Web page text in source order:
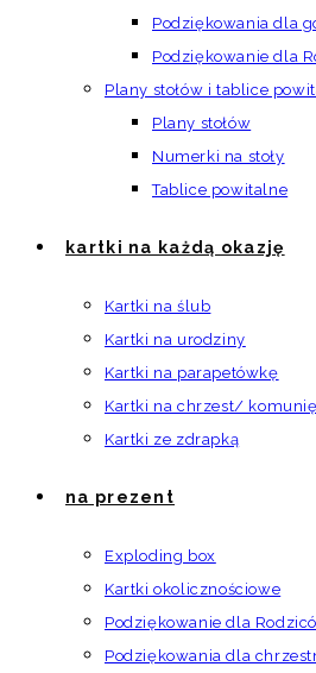
Podziękowania dla
Podziękowanie dla
Plany stołów i tablice
Plany stołów
Numerki na stoły
Tablice powitalne
kartki na każdą okazję
Kartki na ślub
Kartki na urodziny
Kartki na parapetówkę
Kartki na chrzest/ komunię
Kartki ze zdrapką
na prezent
Exploding box
Kartki okolicznościowe
Podziękowanie dla
Podziękowania dla